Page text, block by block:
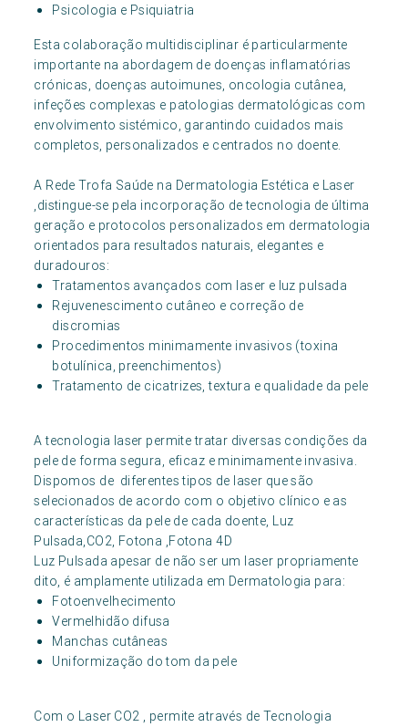
Psicologia e Psiquiatria
Esta colaboração multidisciplinar é particularmente
importante na abordagem de doenças inflamatórias
crónicas, doenças autoimunes, oncologia cutânea,
infeções complexas e patologias dermatológicas com
envolvimento sistémico, garantindo cuidados mais
completos, personalizados e centrados no doente.
A Rede Trofa Saúde na Dermatologia Estética e Laser
,distingue-se pela incorporação de tecnologia de última
geração e protocolos personalizados em dermatologia
orientados para resultados naturais, elegantes e
duradouros:
Tratamentos avançados com laser e luz pulsada
Rejuvenescimento cutâneo e correção de
discromias
Procedimentos minimamente invasivos (toxina
botulínica, preenchimentos)
Tratamento de cicatrizes, textura e qualidade da pele
A tecnologia laser permite tratar diversas condições da
pele de forma segura, eficaz e minimamente invasiva.
Dispomos de diferentes tipos de laser que são
selecionados de acordo com o objetivo clínico e as
características da pele de cada doente, Luz
Pulsada,CO2, Fotona ,Fotona 4D
Luz Pulsada apesar de não ser um laser propriamente
dito, é amplamente utilizada em Dermatologia para:
Fotoenvelhecimento
Vermelhidão difusa
Manchas cutâneas
Uniformização do tom da pele
Com o Laser CO2 , permite através de Tecnologia